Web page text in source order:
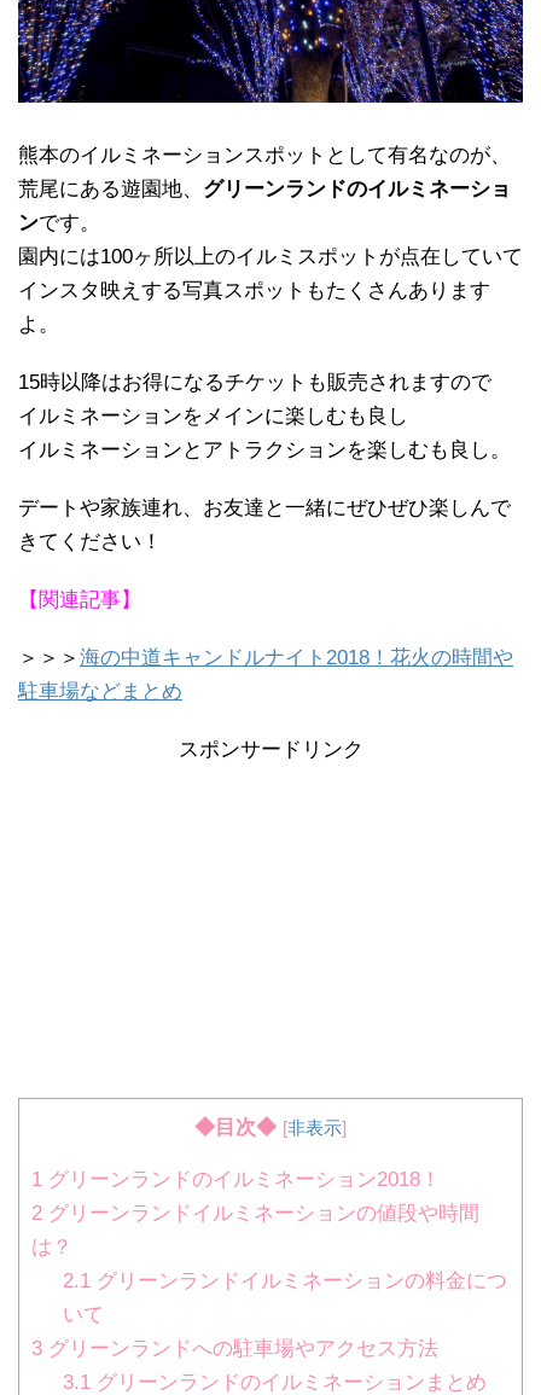
熊本のイルミネーションスポットとして有名なのが、
荒尾にある遊園地、 グリーンランドのイルミネーショ
ンです。
園内には100ヶ所以上のイルミスポットが点在していて
インスタ映えする写真スポットもたくさんあります
よ。
15時以降はお得になるチケットも販売されますので
イルミネーションをメインに楽しむも良し
イルミネーションとアトラクションを楽しむも良し。
デートや家族連れ、お友達と一緒にぜひぜひ楽しんで
きてください！
【関連記事】
＞＞＞ 海の中道キャンドルナイト2018！花火の時間や
駐車場などまとめ
スポンサードリンク
◆目次◆ [非表示]
1 グリーンランドのイルミネーション2018！
2 グリーンランドイルミネーションの値段や時間
は？
2.1 グリーンランドイルミネーションの料金につ
いて
3 グリーンランドへの駐車場やアクセス方法
3.1 グリーンランドのイルミネーションまとめ